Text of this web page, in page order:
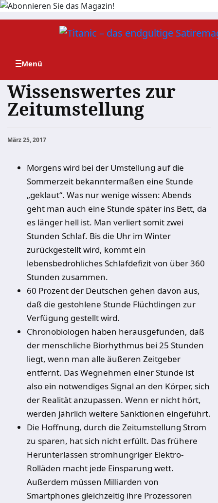
Zum
Wissenswertes zur
Zeitumstellung
März 25, 2017
Morgens wird bei der Umstellung auf die
Sommerzeit bekanntermaßen eine Stunde
„geklaut“. Was nur wenige wissen: Abends
geht man auch eine Stunde später ins Bett, da
es länger hell ist. Man verliert somit zwei
Stunden Schlaf. Bis die Uhr im Winter
zurückgestellt wird, kommt ein
lebensbedrohliches Schlafdefizit von über 360
Stunden zusammen.
60 Prozent der Deutschen gehen davon aus,
daß die gestohlene Stunde Flüchtlingen zur
Verfügung gestellt wird.
Chronobiologen haben herausgefunden, daß
der menschliche Biorhythmus bei 25 Stunden
liegt, wenn man alle äußeren Zeitgeber
entfernt. Das Wegnehmen einer Stunde ist
also ein notwendiges Signal an den Körper, sich
der Realität anzupassen. Wenn er nicht hört,
werden jährlich weitere Sanktionen eingeführt.
Die Hoffnung, durch die Zeitumstellung Strom
zu sparen, hat sich nicht erfüllt. Das frühere
Herunterlassen stromhungriger Elektro-
Rolläden macht jede Einsparung wett.
Außerdem müssen Milliarden von
Smartphones gleichzeitig ihre Prozessoren